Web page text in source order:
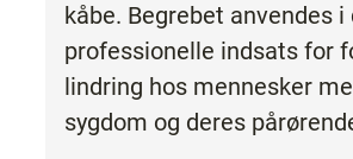
kåbe. Begrebet anvendes i
professionelle indsats for
lindring hos mennesker
sygdom og deres